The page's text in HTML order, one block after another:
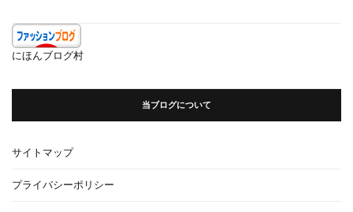
イ
ブ
にほんブログ村
当ブログについて
サイトマップ
プライバシーポリシー